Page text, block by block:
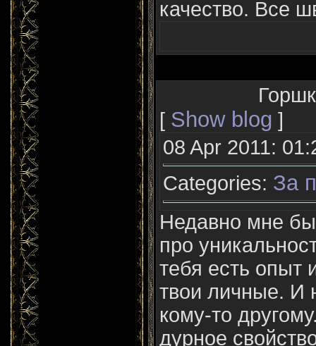
качество. Все
[ Show blog ]
08 Apr 2011:
Categories: За
Недавно мне
про
тебя есть опыт
твои личные. И
кому-то
дурное